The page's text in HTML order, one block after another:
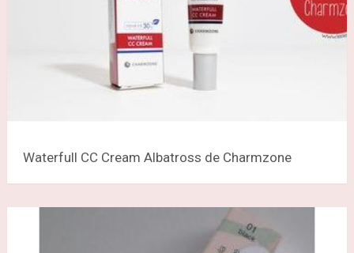
Waterfull CC Cream Albatross de Charmzone